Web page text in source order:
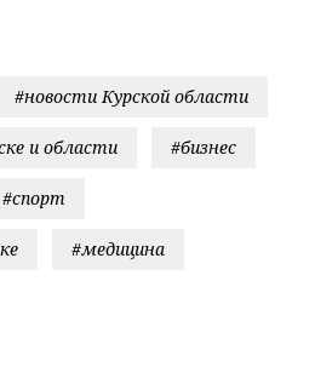
#новости Курской области
и области #бизнес
#спорт
#медицина